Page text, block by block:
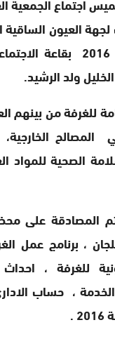
العيون
دورته العادية يونيو
ولد الرشيد.
للغرفة من
الخارجية،
الصحية للمواد
المصادقة على
للغرفة ،
.